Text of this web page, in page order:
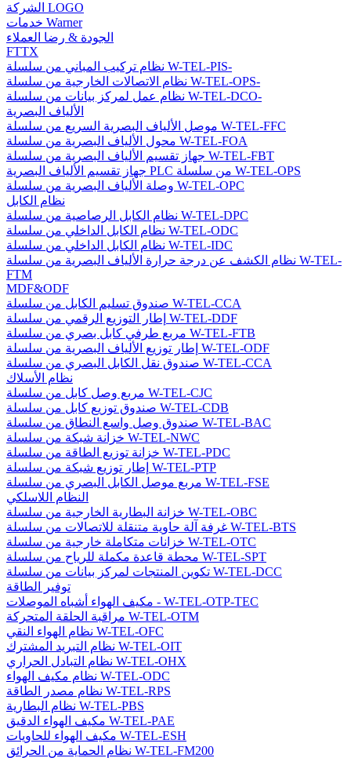
الشركة LOGO
خدمات Warner
الجودة & رضا العملاء
FTTX
نظام تركيب المباني من سلسلة W-TEL-PIS-
نظام الاتصالات الخارجية من سلسلة W-TEL-OPS-
نظام عمل لمركز بيانات من سلسلة W-TEL-DCO-
الألياف البصرية
موصل الألياف البصرية السريع من سلسلة W-TEL-FFC
محول الألياف البصرية من سلسلة W-TEL-FOA
جهاز تقسيم الألياف البصرية من سلسلة W-TEL-FBT
جهاز تقسيم الألياف البصرية PLC من سلسلة W-TEL-OPS
وصلة الألياف البصرية من سلسلة W-TEL-OPC
نظام الكابل
نظام الكابل الرصاصية من سلسلة W-TEL-DPC
نظام الكابل الداخلي من سلسلة W-TEL-ODC
نظام الكابل الداخلي من سلسلة W-TEL-IDC
نظام الكشف عن درجة حرارة الألياف البصرية من سلسلة W-TEL-
FTM
MDF&ODF
صندوق تسليم الكابل من سلسلة W-TEL-CCA
إطار التوزيع الرقمي من سلسلة W-TEL-DDF
مربع طرفي كابل بصري من سلسلة W-TEL-FTB
إطار توزيع الألياف البصرية من سلسلة W-TEL-ODF
صندوق نقل الكابل البصري من سلسلة W-TEL-CCA
نظام الأسلاك
مربع وصل كابل من سلسلة W-TEL-CJC
صندوق توزيع كابل من سلسلة W-TEL-CDB
صندوق وصل واسع النطاق من سلسلة W-TEL-BAC
خزانة شبكة من سلسلة W-TEL-NWC
خزانة توزيع الطاقة من سلسلة W-TEL-PDC
إطار توزيع شبكة من سلسلة W-TEL-PTP
مربع موصل الكابل البصري من سلسلة W-TEL-FSE
النظام اللاسلكي
خزانة البطارية الخارجية من سلسلة W-TEL-OBC
غرفة آلة حاوية متنقلة للاتصالات من سلسلة W-TEL-BTS
خزانات متكاملة خارجية من سلسلة W-TEL-OTC
محطة قاعدة مكملة للرياح من سلسلة W-TEL-SPT
تكوين المنتجات لمركز بيانات من سلسلة W-TEL-DCC
توفير الطاقة
مكيف الهواء أشباه الموصلات - W-TEL-OTP-TEC
مراقبة الحلقة المتحركة W-TEL-OTM
نظام الهواء النقي W-TEL-OFC
نظام التبريد المشترك W-TEL-OIT
نظام التبادل الحراري W-TEL-OHX
نظام مكيف الهواء W-TEL-ODC
نظام مصدر الطاقة W-TEL-RPS
نظام البطارية W-TEL-PBS
مكيف الهواء الدقيق W-TEL-PAE
مكيف الهواء للحاويات W-TEL-ESH
نظام الحماية من الحرائق W-TEL-FM200